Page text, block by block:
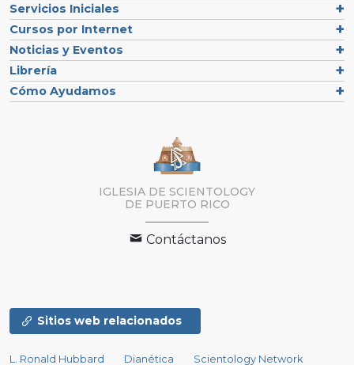
Servicios Iniciales
Cursos por Internet
Noticias y Eventos
Librería
Cómo Ayudamos
IGLESIA DE SCIENTOLOGY
DE PUERTO RICO
Contáctanos
Sitios web relacionados
L. Ronald Hubbard Dianética Scientology Network